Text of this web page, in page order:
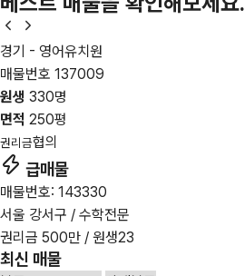
경기 - 영어유치원
매물번호 137009
원생 330명
면적 250평
권리금협의
급매물
매물번호: 143330
서울 강서구 / 수학전문
권리금 500만 / 원생23
최신 매물